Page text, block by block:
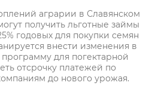
аграрии в Славянском
получить льготные займы
годовых для покупки семян
внести изменения в
для погектарной
отсрочку платежей по
до нового урожая.